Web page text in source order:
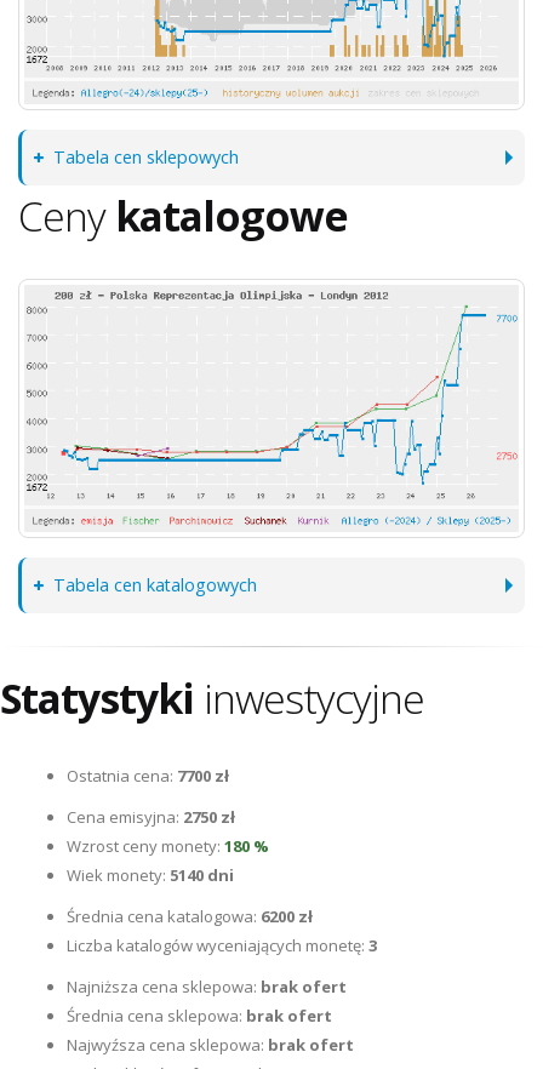
Tabela cen sklepowych
Ceny katalogowe
Tabela cen katalogowych
Statystyki inwestycyjne
Ostatnia cena: 7700 zł
Cena emisyjna: 2750 zł
Wzrost ceny monety: 180 %
Wiek monety: 5140 dni
Średnia cena katalogowa: 6200 zł
Liczba katalogów wyceniających monetę: 3
Najniższa cena sklepowa: brak ofert
Średnia cena sklepowa: brak ofert
Najwyźsza cena sklepowa: brak ofert